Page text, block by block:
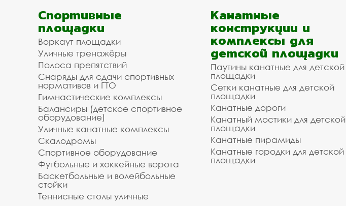
Спортивные
площадки
Воркаут площадки
Уличные тренажёры
Полоса препятствий
Снаряды для сдачи спортивных
нормативов и ГТО
Гимнастические комплексы
Балансиры (детское спортивное
оборудование)
Уличные канатные комплексы
Скалодромы
Спортивное оборудование
Футбольные и хоккейные ворота
Баскетбольные и волейбольные
стойки
Теннисные столы уличные
Канатные
конструкции и
комплексы для
детской площадки
Паутины канатные для детской
площадки
Сетки канатные для детской
площадки
Канатные дороги
Канатный мостики для детской
площадки
Канатные пирамиды
Канатные городки для детской
площадки